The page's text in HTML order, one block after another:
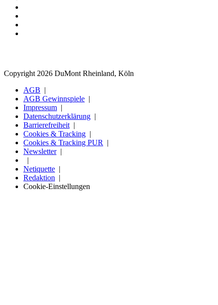
Copyright 2026 DuMont Rheinland, Köln
AGB
AGB Gewinnspiele
Impressum
Datenschutzerklärung
Barrierefreiheit
Cookies & Tracking
Cookies & Tracking PUR
Newsletter
Netiquette
Redaktion
Cookie-Einstellungen